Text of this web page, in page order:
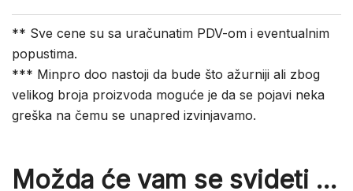
** Sve cene su sa uračunatim PDV-om i eventualnim
popustima.
*** Minpro doo nastoji da bude što ažurniji ali zbog
velikog broja proizvoda moguće je da se pojavi neka
greška na čemu se unapred izvinjavamo.
Možda će vam se svideti …